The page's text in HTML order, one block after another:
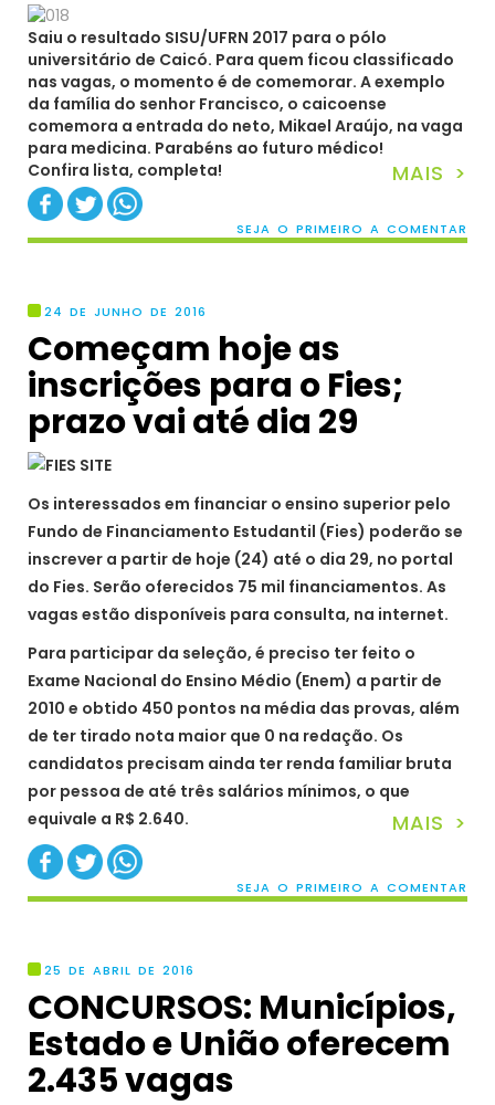
Saiu o resultado SISU/UFRN 2017 para o pólo
universitário de Caicó. Para quem ficou classificado
nas vagas, o momento é de comemorar. A exemplo
da família do senhor Francisco, o caicoense
comemora a entrada do neto, Mikael Araújo, na vaga
para medicina. Parabéns ao futuro médico!
Confira lista, completa!
MAIS >
SEJA O PRIMEIRO A COMENTAR
24 DE JUNHO DE 2016
Começam hoje as
inscrições para o Fies;
prazo vai até dia 29
Os interessados em financiar o ensino superior pelo
Fundo de Financiamento Estudantil (Fies) poderão se
inscrever a partir de hoje (24) até o dia 29, no portal
do Fies. Serão oferecidos 75 mil financiamentos. As
vagas estão disponíveis para consulta, na internet.
Para participar da seleção, é preciso ter feito o
Exame Nacional do Ensino Médio (Enem) a partir de
2010 e obtido 450 pontos na média das provas, além
de ter tirado nota maior que 0 na redação. Os
candidatos precisam ainda ter renda familiar bruta
por pessoa de até três salários mínimos, o que
equivale a R$ 2.640.
MAIS >
SEJA O PRIMEIRO A COMENTAR
25 DE ABRIL DE 2016
CONCURSOS: Municípios,
Estado e União oferecem
2.435 vagas